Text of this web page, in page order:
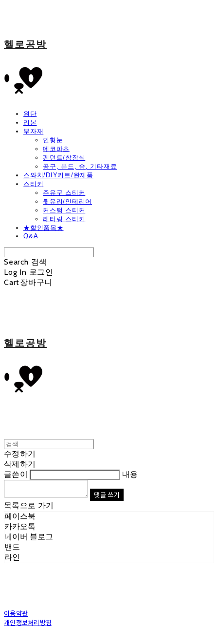
헬로공방
원단
리본
부자재
인형눈
데코파츠
펜던트/참장식
공구, 본드, 솜, 기타재료
스와치/DIY키트/완제품
스티커
주유구 스티커
뒷유리/인테리어
커스텀 스티커
레터링 스티커
★할인품목★
Q&A
Search 검색
Log In 로그인
Cart장바구니
헬로공방
수정하기
삭제하기
글쓴이
내용
댓글 쓰기
목록으로 가기
페이스북
카카오톡
네이버 블로그
밴드
라인
이용약관
개인정보처리방침